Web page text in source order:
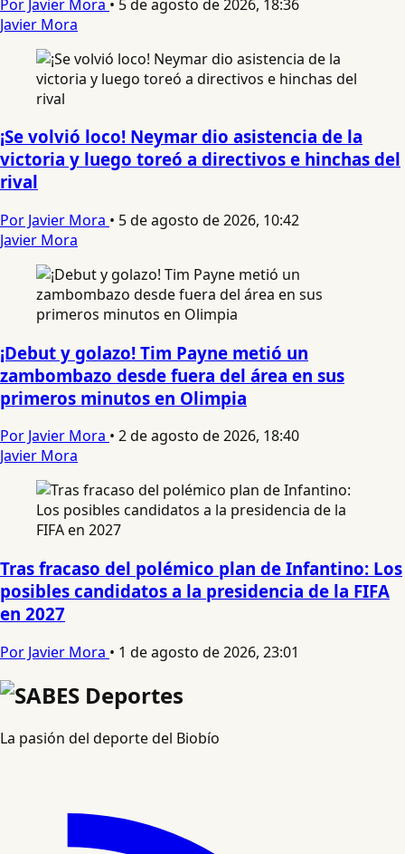
Por Javier Mora • 5 de agosto de 2026, 18:36
Javier Mora
¡Se volvió loco! Neymar dio asistencia de la
victoria y luego toreó a directivos e hinchas del
rival
Por Javier Mora • 5 de agosto de 2026, 10:42
Javier Mora
¡Debut y golazo! Tim Payne metió un
zambombazo desde fuera del área en sus
primeros minutos en Olimpia
Por Javier Mora • 2 de agosto de 2026, 18:40
Javier Mora
Tras fracaso del polémico plan de Infantino: Los
posibles candidatos a la presidencia de la FIFA
en 2027
Por Javier Mora • 1 de agosto de 2026, 23:01
La pasión del deporte del Biobío